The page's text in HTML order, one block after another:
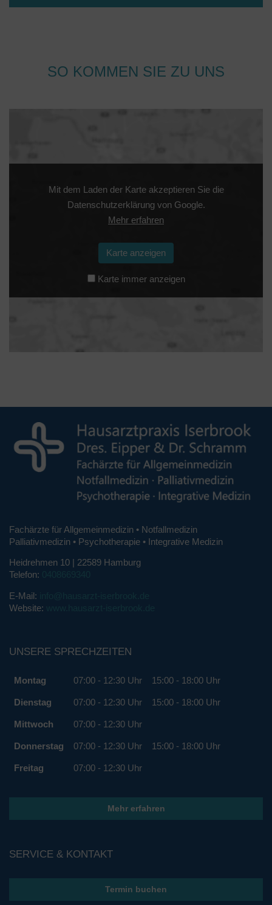
SO KOMMEN SIE ZU UNS
Mit dem Laden der Karte akzeptieren Sie die
Datenschutzerklärung von Google.
Mehr erfahren
Karte anzeigen
Karte immer anzeigen
Fachärzte für Allgemeinmedizin • Notfallmedizin
Palliativmedizin • Psychotherapie • Integrative Medizin
Heidrehmen 10 | 22589 Hamburg
Telefon:
E-Mail:
Website:
UNSERE SPRECHZEITEN
Montag 07:00 - 12:30 Uhr 15:00 - 18:00 Uhr
Dienstag 07:00 - 12:30 Uhr 15:00 - 18:00 Uhr
Mittwoch 07:00 - 12:30 Uhr
Donnerstag 07:00 - 12:30 Uhr 15:00 - 18:00 Uhr
Freitag 07:00 - 12:30 Uhr
Mehr erfahren
SERVICE & KONTAKT
Termin buchen